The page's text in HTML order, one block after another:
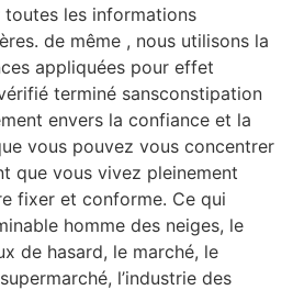
les informations
de même , nous utilisons la
appliquées pour effet
terminé sansconstipation
envers la confiance et la
vous pouvez vous concentrer
que vous vivez pleinement
fixer et conforme. Ce qui
homme des neiges, le
de hasard, le marché, le
l’industrie des